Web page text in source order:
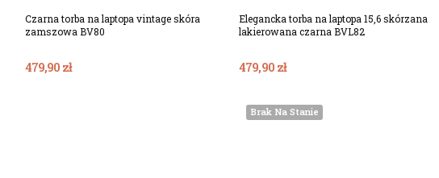
Czarna torba na laptopa vintage skóra
zamszowa BV80
479,90 zł
Elegancka torba na laptopa 15,6 skórzana
lakierowana czarna BVL82
479,90 zł
Brak Na Stanie